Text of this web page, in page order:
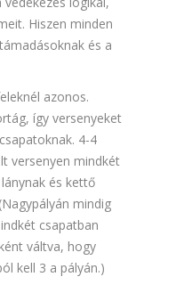
Hiszen minden
és a
azonos.
így versenyeket
4-4
versenyen mindkét
és kettő
mindig
csapatban
váltva, hogy
kell 3 a pályán.)